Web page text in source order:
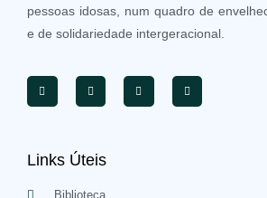
pessoas idosas, num quadro de
e de solidariedade intergeracional.
Links Úteis
Biblioteca